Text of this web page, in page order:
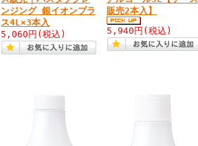
ンジング 銀イオンプラ
ス4L×3本入
5,060円 (税込)
販売2本入】
5,940円 (税込)